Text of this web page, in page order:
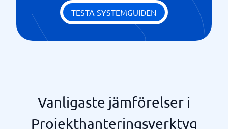
TESTA SYSTEMGUIDEN
Vanligaste jämförelser i
Projekthanteringsverktyg